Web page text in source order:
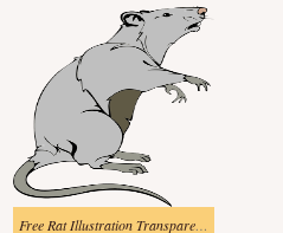
Free Rat Illustration Transparent Background